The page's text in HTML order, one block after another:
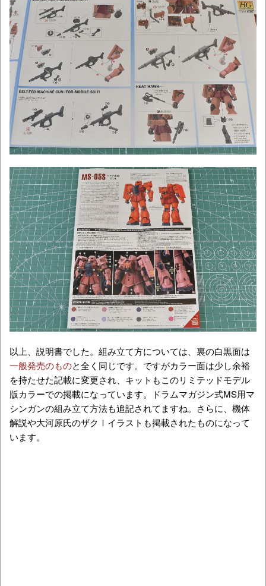
以上、説明書でした。組み立て方については、裏の白黒面は
一般発売のものと全く同じです。ですがカラー面は少し余裕
を持たせた記載に変更され、キットもこのリミテッドモデル
版カラーでの掲載になっています。ドラムマガジン式MS用マ
シンガンの組み立て方法も追記されてますね。さらに、機体
解説や大河原氏のザクⅠイラストも掲載されたものになって
います。